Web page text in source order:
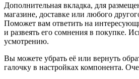
Дополнительная вкладка, для
магазине, доставке или любого
Поможет вам ответить на
и развеять его сомнения в покупке.
усмотрению.
Вы можете убрать её или вернуть
галочку в настройках компонента.